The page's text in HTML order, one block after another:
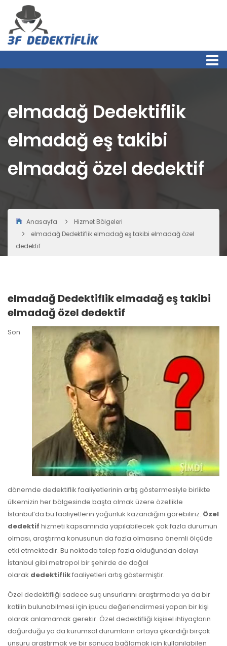
elmadağ Dedektiflik
elmadağ eş takibi
elmadağ özel dedektif
Anasayfa
Hizmet Bölgeleri
elmadağ Dedektiflik elmadağ eş takibi elmadağ özel
dedektif
elmadağ Dedektiflik elmadağ eş takibi
elmadağ özel dedektif
Son
dönemde dedektiflik faaliyetlerinin artış göstermesiyle birlikte
ülkemizin her bölgesinde başta olmak üzere özellikle
İstanbul’da bu faaliyetlerin yoğunluk kazandığını görebiliriz. Özel
dedektif hizmeti kapsamında yapılabilecek çok fazla durumun
olması, araştırma konusunun da fazla olmasına önemli ölçüde
etki etmektedir. Bu noktada talep fazla olduğundan dolayı
İstanbul gibi metropol bir şehirde de doğal
olarak dedektiflikfaaliyetleri artış göstermiştir.
Özel dedektifliği sadece suç unsurlarını araştırmada ya da bir
katilin bulunabilmesi için ipucu değerlendirmesi yapan bir kişi
olarak anlamamak gerekir. Özel dedektifliği kişisel ihtiyaçların
doğurduğu ya da kurumsal durumların ortaya çıkardığı birçok
unsuru araştırmak ve bir sonuca bağlamak için kullanılabilen